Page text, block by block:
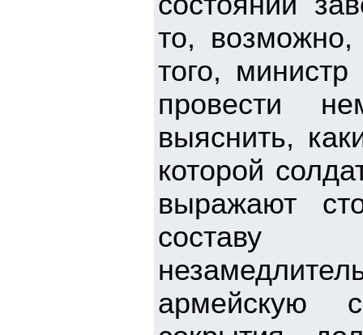
то,
того,
провести
выяснить,
которой
выражают
составу
армейскую